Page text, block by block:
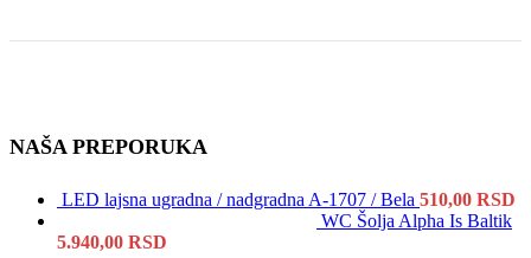
NAŠA PREPORUKA
LED lajsna ugradna / nadgradna A-1707 / Bela 510,00 RSD
WC Šolja Alpha Is Baltik
5.940,00 RSD